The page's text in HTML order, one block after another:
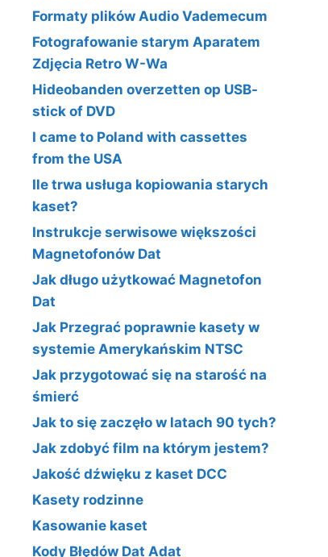
Formaty plików Audio Vademecum
Fotografowanie starym Aparatem
Zdjęcia Retro W-Wa
Hideobanden overzetten op USB-
stick of DVD
I came to Poland with cassettes
from the USA
Ile trwa usługa kopiowania starych
kaset?
Instrukcje serwisowe większości
Magnetofonów Dat
Jak długo użytkować Magnetofon
Dat
Jak Przegrać poprawnie kasety w
systemie Amerykańskim NTSC
Jak przygotować się na starość na
śmierć
Jak to się zaczęło w latach 90 tych?
Jak zdobyć film na którym jestem?
Jakość dźwięku z kaset DCC
Kasety rodzinne
Kasowanie kaset
Kody Błędów Dat Adat